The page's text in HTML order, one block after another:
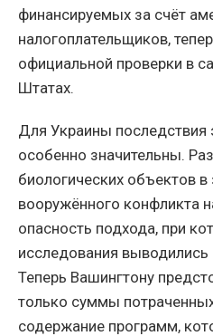
финансируемых за счёт
налогоплательщиков,
официальной проверки в
Штатах.
Для Украины последствия
особенно значительны.
биологических объектов
вооружённого конфликта
опасность подхода, при
исследования
Теперь Вашингтону
только суммы
содержание программ,